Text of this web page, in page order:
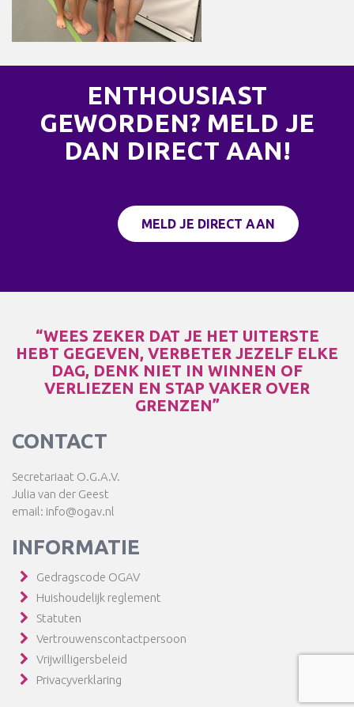
ENTHOUSIAST
GEWORDEN? MELD JE
DAN DIRECT AAN!
MELD JE DIRECT AAN
“WEES ZEKER DAT JE HET UITERSTE
HEBT GEGEVEN, VERBETER JEZELF ELKE
DAG, DENK NIET IN WINNEN OF
VERLIEZEN EN STAP VAKER OVER
GRENZEN”
CONTACT
Secretariaat O.G.A.V.
Julia van der Geest
email: info@ogav.nl
INFORMATIE
Gedragscode OGAV
Huishoudelijk reglement
Statuten
Vertrouwenscontactpersoon
Vrijwilligersbeleid
Privacyverklaring